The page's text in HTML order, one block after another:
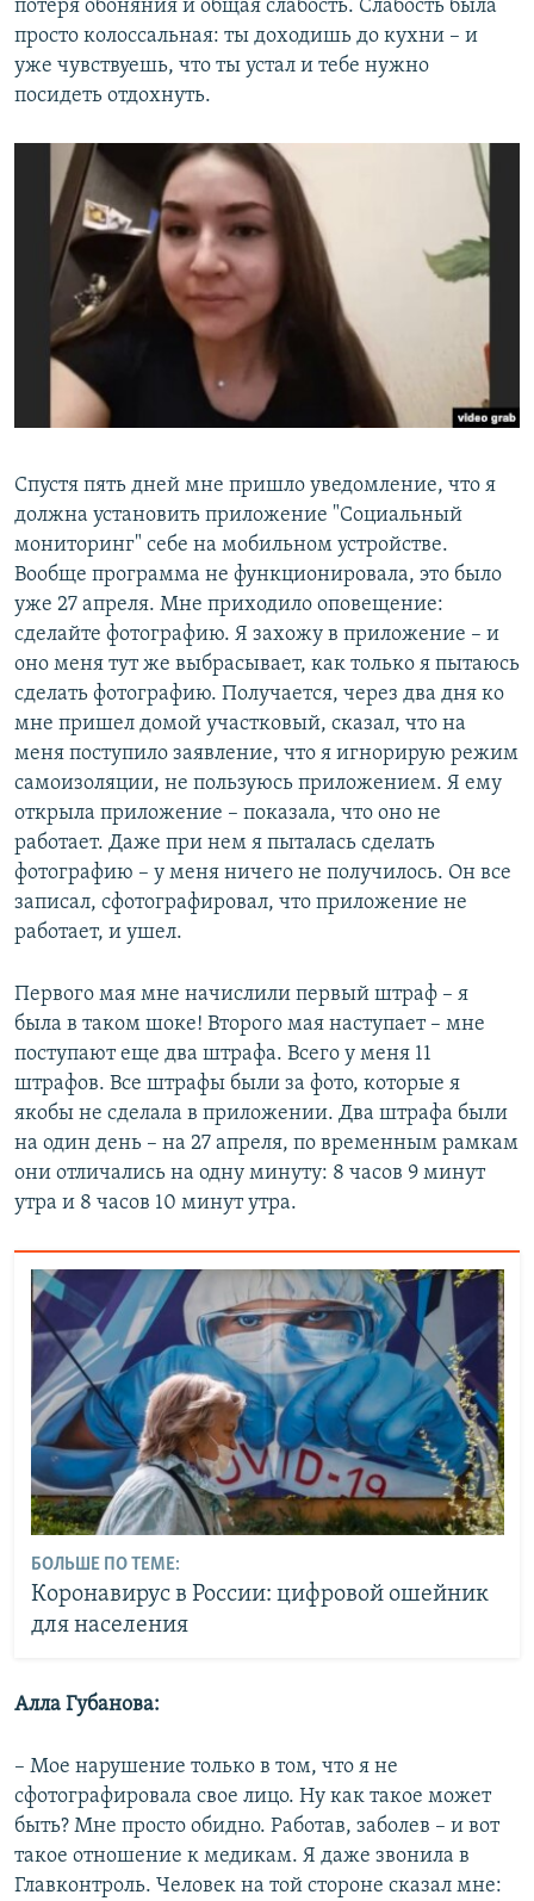
потеря обоняния и общая слабость. Слабость была
просто колоссальная: ты доходишь до кухни – и
уже чувствуешь, что ты устал и тебе нужно
посидеть отдохнуть.
Спустя пять дней мне пришло уведомление, что я
должна установить приложение "Социальный
мониторинг" себе на мобильном устройстве.
Вообще программа не функционировала, это было
уже 27 апреля. Мне приходило оповещение:
сделайте фотографию. Я захожу в приложение – и
оно меня тут же выбрасывает, как только я пытаюсь
сделать фотографию. Получается, через два дня ко
мне пришел домой участковый, сказал, что на
меня поступило заявление, что я игнорирую режим
самоизоляции, не пользуюсь приложением. Я ему
открыла приложение – показала, что оно не
работает. Даже при нем я пыталась сделать
фотографию – у меня ничего не получилось. Он все
записал, сфотографировал, что приложение не
работает, и ушел.
Первого мая мне начислили первый штраф – я
была в таком шоке! Второго мая наступает – мне
поступают еще два штрафа. Всего у меня 11
штрафов. Все штрафы были за фото, которые я
якобы не сделала в приложении. Два штрафа были
на один день – на 27 апреля, по временным рамкам
они отличались на одну минуту: 8 часов 9 минут
утра и 8 часов 10 минут утра.
БОЛЬШЕ ПО ТЕМЕ:
Коронавирус в России: цифровой ошейник
для населения
Алла Губанова:
– Мое нарушение только в том, что я не
сфотографировала свое лицо. Ну как такое может
быть? Мне просто обидно. Работав, заболев – и вот
такое отношение к медикам. Я даже звонила в
Главконтроль. Человек на той стороне сказал мне: